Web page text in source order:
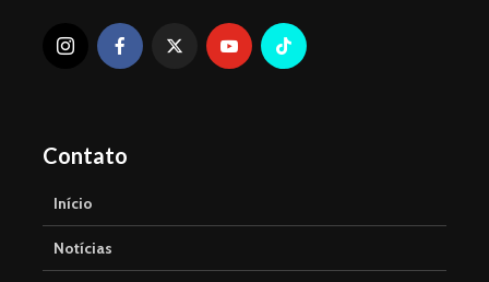
Contato
Início
Notícias